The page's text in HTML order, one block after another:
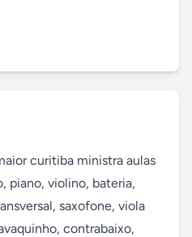
curitiba ministra aulas
piano, violino, bateria,
saxofone, viola
contrabaixo,